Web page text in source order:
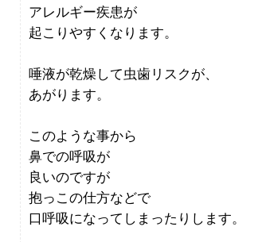
アレルギー疾患が
起こりやすくなります。
唾液が乾燥して虫歯リスクが、
あがります。
このような事から
鼻での呼吸が
良いのですが
抱っこの仕方などで
口呼吸になってしまったりします。